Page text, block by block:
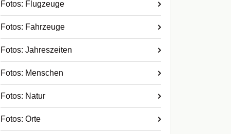
Fotos: Flugzeuge
Fotos: Fahrzeuge
Fotos: Jahreszeiten
Fotos: Menschen
Fotos: Natur
Fotos: Orte